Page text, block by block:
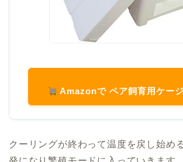
Amazonで ペア飼育用ケー
クーリングが終わって温度を戻し始め